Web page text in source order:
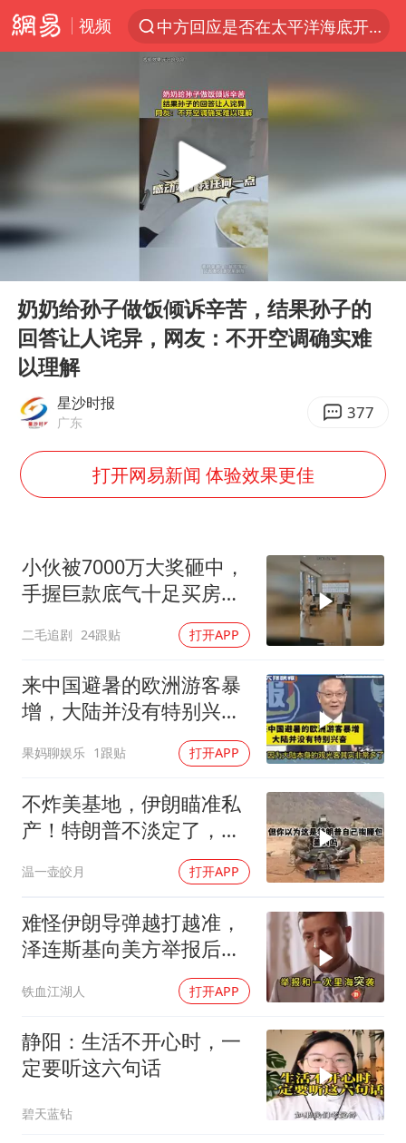
视频
中方回应是否在太平洋海底开采稀土
以“新”破局 首发经济点亮城市消费活力
宇树科技发行价格150.80元/股
看守所辅警收受10万获刑1年
U17国足1分钟轰2球
法国将禁止“未经同意的电话营销”
房主任回应争议
中国养老床位“三连降”
五粮液渠道价一箱上涨近百元
CIA被曝已秘密设立古巴工作组
奋进开新局 实干挑大梁
Play
奶奶给孙子做饭倾诉辛苦，结果孙子的
回答让人诧异，网友：不开空调确实难
以理解
星沙时报
广东 377
打开网易新闻 体验效果更佳
小伙被7000万大奖砸中，
手握巨款底气十足买房不
二毛追剧 24跟贴 打开APP
来中国避暑的欧洲游客暴
增，大陆并没有特别兴
果妈聊娱乐 1跟贴 打开APP
不炸美基地，伊朗瞄准私
产！特朗普不淡定了，被
温一壶皎月 打开APP
难怪伊朗导弹越打越准，
泽连斯基向美方举报后，
铁血江湖人 打开APP
静阳：生活不开心时，一
定要听这六句话
碧天蓝钻